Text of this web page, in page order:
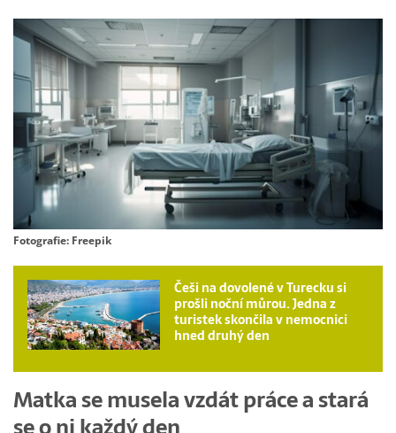
Fotografie: Freepik
Češi na dovolené v Turecku si
prošli noční můrou. Jedna z
turistek skončila v nemocnici
hned druhý den
Matka se musela vzdát práce a stará